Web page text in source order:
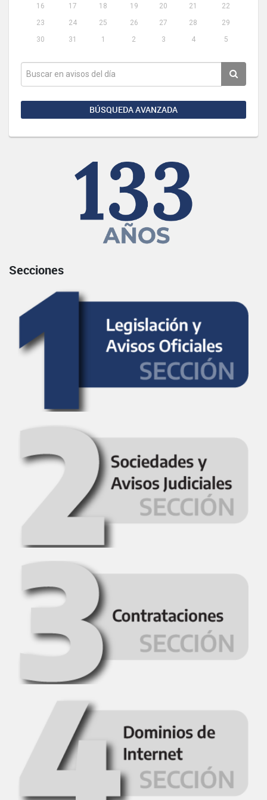
16
17 18 19 20 21
22
23
24 25 26 27 28
29
30
31 1 2 3 4 5
BÚSQUEDA AVANZADA
Secciones